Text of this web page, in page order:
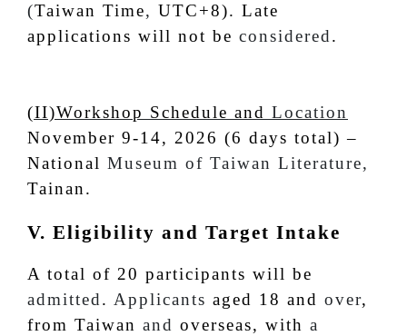
(Taiwan Time, UTC+8). Late
applications will not be considered.
(II)Workshop Schedule and Location
November 9-14, 2026 (6 days total) –
National Museum of Taiwan Literature,
Tainan.
V. Eligibility and Target Intake
A total of 20 participants will be
admitted. Applicants aged 18 and over,
from Taiwan and overseas, with a